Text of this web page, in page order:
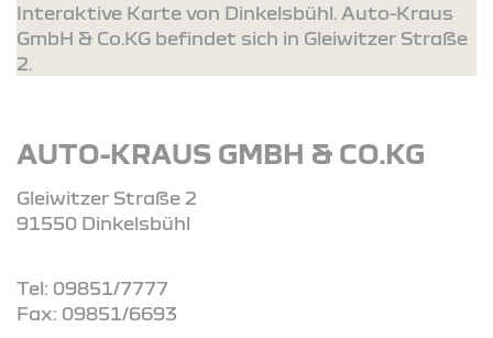
Interaktive Karte von Dinkelsbühl. Auto-Kraus
GmbH & Co.KG befindet sich in Gleiwitzer Straße
2.
AUTO-KRAUS GMBH & CO.KG
Gleiwitzer Straße 2
91550 Dinkelsbühl
Tel: 09851/7777
Fax: 09851/6693